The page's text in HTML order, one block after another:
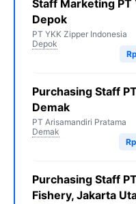
Staff Marketing PT
Depok
PT YKK Zipper Indonesia
Depok
Purchasing Staff
Demak
PT Arisamandiri Pratama
Demak
Purchasing Staff
Fishery, Jakarta